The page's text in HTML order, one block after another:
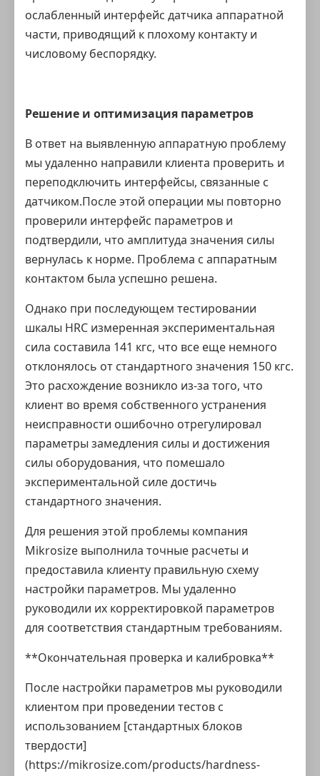
ослабленный интерфейс датчика аппаратной
части, приводящий к плохому контакту и
числовому беспорядку.
Решение и оптимизация параметров
В ответ на выявленную аппаратную проблему
мы удаленно направили клиента проверить и
переподключить интерфейсы, связанные с
датчиком.После этой операции мы повторно
проверили интерфейс параметров и
подтвердили, что амплитуда значения силы
вернулась к норме. Проблема с аппаратным
контактом была успешно решена.
Однако при последующем тестировании
шкалы HRC измеренная экспериментальная
сила составила 141 кгс, что все еще немного
отклонялось от стандартного значения 150 кгс.
Это расхождение возникло из-за того, что
клиент во время собственного устранения
неисправности ошибочно отрегулировал
параметры замедления силы и достижения
силы оборудования, что помешало
экспериментальной силе достичь
стандартного значения.
Для решения этой проблемы компания
Mikrosize выполнила точные расчеты и
предоставила клиенту правильную схему
настройки параметров. Мы удаленно
руководили их корректировкой параметров
для соответствия стандартным требованиям.
**Окончательная проверка и калибровка**
После настройки параметров мы руководили
клиентом при проведении тестов с
использованием [стандартных блоков
твердости]
(https://mikrosize.com/products/hardness-